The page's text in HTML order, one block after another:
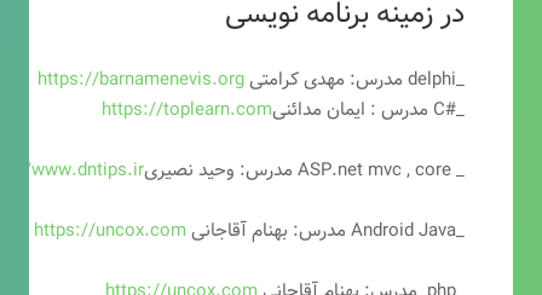
در زمینه برنامه نویسی
_delphi مدرس: مهدی کرامتی
https://barnamenevis.org
_#C مدرس : ایمان مدائنی
https://toplearn.com
_ ASP.net mvc , core مدرس: وحید نصیری
www.dntips.ir
_Android Java مدرس: بهنام آقاجانی
https://uncox.com